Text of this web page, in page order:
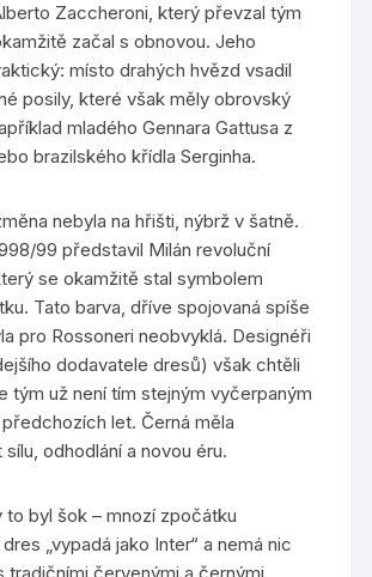
Zaccheroni, který převzal tým
začal s obnovou. Jeho
místo drahých hvězd vsadil
posily, které však měly obrovský
mladého Gennara Gattusa z
brazilského křídla Serginha.
nebyla na hřišti, nýbrž v šatně.
99 představil Milán revoluční
se okamžitě stal symbolem
Tato barva, dříve spojovaná spíše
pro Rossoneri neobvyklá. Designéři
dodavatele dresů) však chtěli
tým už není tím stejným vyčerpaným
let. Černá měla
odhodlání a novou éru.
to byl šok – mnozí zpočátku
„vypadá jako Inter“ a nemá nic